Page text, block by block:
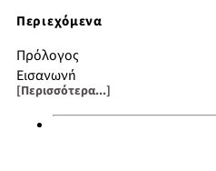
Περιεχόμενα
Πρόλογος
Εισαγωγή
Φήμη Ακαδημαϊκών: Ξενοφών
Στασινόπουλος, Γεώργιος
[Περισσότερα...]